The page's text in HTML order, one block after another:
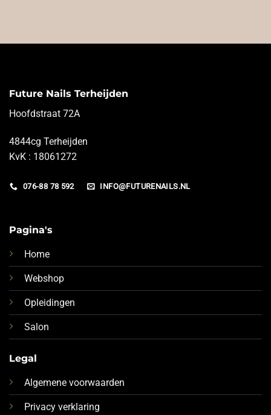
Future Nails Terheijden
Hoofdstraat 72A
4844cg Terheijden
KvK : 18061272
076-88 78 592 INFO@FUTURENAILS.NL
Pagina's
Home
Webshop
Opleidingen
Salon
Legal
Algemene voorwaarden
Privacy verklaring